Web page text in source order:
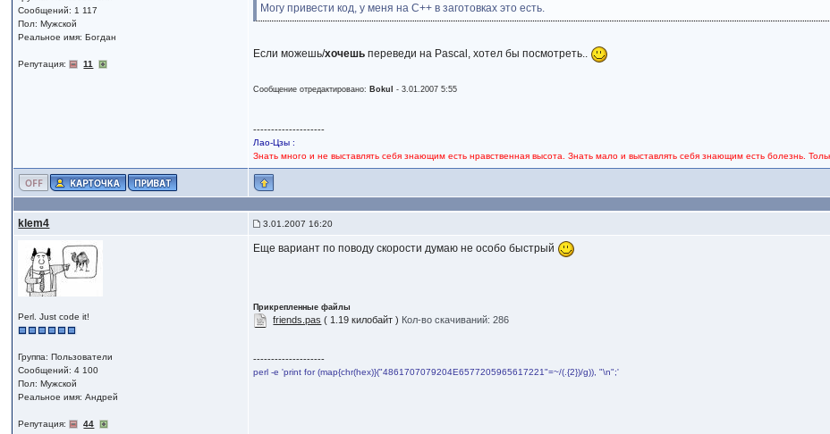
Сообщений: 1 117
Пол: Мужской
Реальное имя: Богдан
Репутация: 11
Могу привести код, у меня на С++ в заготовках это есть.
Если можешь/хочешь переведи на Pascal, хотел бы посмотреть..
Сообщение отредактировано: Bokul -3.01.2007 5:55
--------------------
Лао-Цзы :
Знать много и не выставлять себя знающим есть нравственная высота. Знать мало и выставлять себя знающим есть болезнь.
klem4 3.01.2007 16:20
Perl. Just code it!
Группа: Пользователи
Сообщений: 4 100
Пол: Мужской
Реальное имя: Андрей
Репутация: 44
Еще вариант по поводу скорости думаю не особо быстрый
Прикрепленные файлы
friends.pas ( 1.19 килобайт ) Кол-во скачиваний: 286
--------------------
perl -e 'print for (map{chr(hex)}("4861707079204E6577205965617221"=~/(.{2})/g)), "\n";'